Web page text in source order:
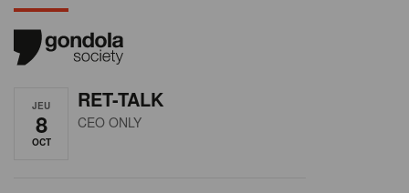
JEU
8
OCT
RET-TALK
CEO ONLY